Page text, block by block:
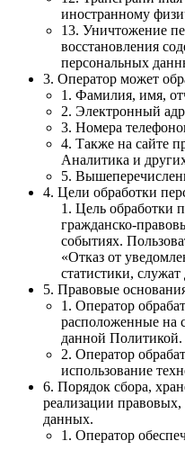
иностранному
13. Уничтожение
восстановления
персональных
3. Оператор может
1. Фамилия, имя,
2. Электронный
3. Номера
4. Также на сайте
Аналитика и
5.
4. Цели обработки
1. Цель обработки
гражданско-
событиях.
«Отказ от
статистики,
5. Правовые
1. Оператор
расположенные на
данной Политикой.
2. Оператор
использование
6. Порядок сбора,
реализации
данных.
1. Оператор